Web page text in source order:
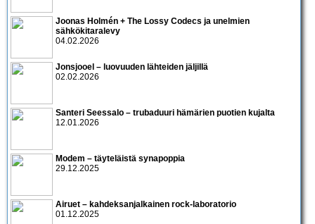
Joonas Holmén + The Lossy Codecs ja unelmien
sähkökitaralevy
04.02.2026
Jonsjooel – luovuuden lähteiden jäljillä
02.02.2026
Santeri Seessalo – trubaduuri hämärien puotien kujalta
12.01.2026
Modem – täyteläistä synapoppia
29.12.2025
Airuet – kahdeksanjalkainen rock-laboratorio
01.12.2025